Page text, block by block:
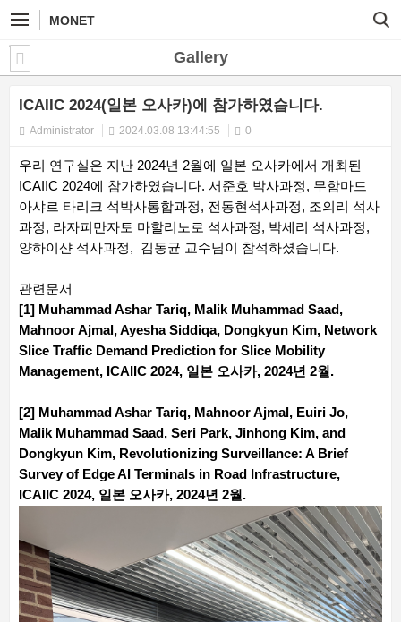
MONET
Gallery
ICAIIC 2024(일본 오사카)에 참가하였습니다.
Administrator 2024.03.08 13:44:55 0
우리 연구실은 지난 2024년 2월에 일본 오사카에서 개최된
ICAIIC 2024에 참가하였습니다. 서준호 박사과정, 무함마드
아샤르 타리크 석박사통합과정, 전동현석사과정, 조의리 석사
과정, 라자피만자토 마할리노로 석사과정, 박세리 석사과정,
양하이샨 석사과정, 김동균 교수님이 참석하셨습니다.
관련문서
[1] Muhammad Ashar Tariq, Malik Muhammad Saad,
Mahnoor Ajmal, Ayesha Siddiqa, Dongkyun Kim, Network
Slice Traffic Demand Prediction for Slice Mobility
Management, ICAIIC 2024, 일본 오사카, 2024년 2월.
[2] Muhammad Ashar Tariq, Mahnoor Ajmal, Euiri Jo,
Malik Muhammad Saad, Seri Park, Jinhong Kim, and
Dongkyun Kim, Revolutionizing Surveillance: A Brief
Survey of Edge AI Terminals in Road Infrastructure,
ICAIIC 2024, 일본 오사카, 2024년 2월.